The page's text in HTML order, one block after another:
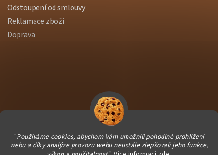
"Používáme cookies, abychom Vám umožnili pohodlné prohlížení
webu a díky analýze provozu webu neustále zlepšovali jeho funkce,
Odstoupení od smlouvy
Reklamace zboží
Doprava